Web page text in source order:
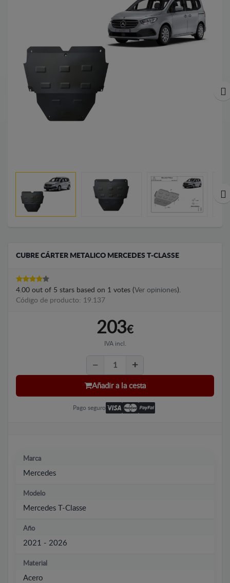
CUBRE CÁRTER METALICO MERCEDES T-CLASSE
4.00 out of 5 stars based on 1 votes (Ver opiniones).
Código de producto: 19.137
203€
IVA incl.
Añadir a la cesta
Pago seguro
Marca
Mercedes
Modelo
Mercedes T-Classe
Año
2021 - 2026
Material
Acero